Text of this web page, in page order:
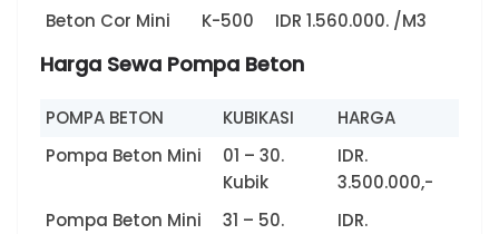
Beton Cor Mini
K-500 IDR 1.560.000. /M3
Harga Sewa Pompa Beton
POMPA BETON KUBIKASI
HARGA
Pompa Beton Mini
01 – 30.
Kubik
IDR.
3.500.000,-
Pompa Beton Mini
31 – 50.
IDR.